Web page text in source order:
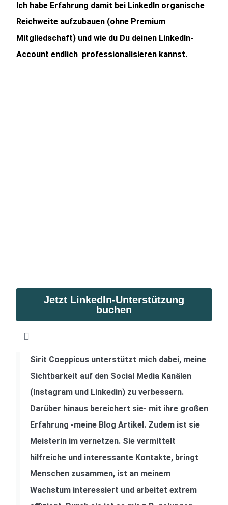
Ich habe Erfahrung damit bei LinkedIn organische
Reichweite aufzubauen (ohne Premium
Mitgliedschaft) und wie du Du deinen LinkedIn-
Account endlich professionalisieren kannst.
Jetzt LinkedIn-Unterstützung
buchen
Sirit Coeppicus unterstützt mich dabei, meine
Sichtbarkeit auf den Social Media Kanälen
(Instagram und Linkedin) zu verbessern.
Darüber hinaus bereichert sie- mit ihre großen
Erfahrung -meine Blog Artikel. Zudem ist sie
Meisterin im vernetzen. Sie vermittelt
hilfreiche und interessante Kontakte, bringt
Menschen zusammen, ist an meinem
Wachstum interessiert und arbeitet extrem